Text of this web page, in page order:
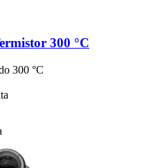
300 °C
300 °C